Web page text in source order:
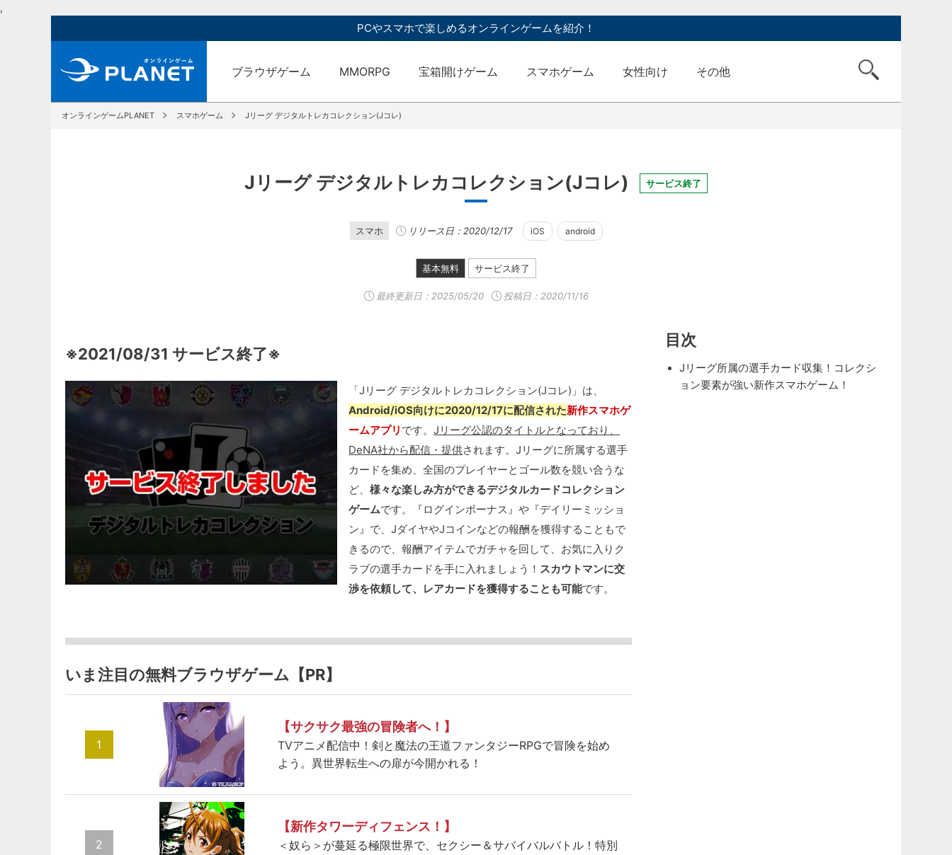
,
PCやスマホで楽しめるオンラインゲームを紹介！
ブラウザゲーム MMORPG 宝箱開けゲーム スマホゲーム 女性向け その他
オンラインゲームPLANET スマホゲーム Jリーグ デジタルトレカコレクション(Jコレ)
Jリーグ デジタルトレカコレクション(Jコレ) サービス終了
スマホ リリース日：2020/12/17 iOS android
基本無料 サービス終了
最終更新日： 2025/05/20 投稿日：2020/11/16
※2021/08/31 サービス終了※
「Jリーグ デジタルトレカコレクション(Jコレ)」は、
Android/iOS向けに2020/12/17に配信された新作スマホゲ
ームアプリ です。Jリーグ公認のタイトルとなっており、
DeNA社から配信・提供されます。Jリーグに所属する選手
カードを集め、全国のプレイヤーとゴール数を競い合うな
ど、様々な楽しみ方ができるデジタルカードコレクション
ゲームです。『ログインボーナス』や『デイリーミッショ
ン』で、JダイヤやJコインなどの報酬を獲得することもで
きるので、報酬アイテムでガチャを回して、お気に入りク
ラブの選手カードを手に入れましょう！ スカウトマンに交
渉を依頼して、レアカードを獲得することも可能です。
いま注目の無料ブラウザゲーム【PR】
1
【サクサク最強の冒険者へ！】
TVアニメ配信中！剣と魔法の王道ファンタジーRPGで冒険を始め
よう。異世界転生への扉が今開かれる！
2
【新作タワーディフェンス！】
＜奴ら＞が蔓延る極限世界で、セクシー＆サバイバルバトル！特別
目次
Jリーグ所属の選手カード収集！コレクシ
ョン要素が強い新作スマホゲーム！